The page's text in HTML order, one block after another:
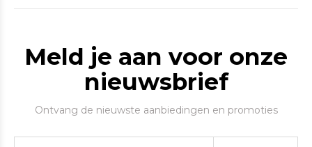
Meld je aan voor onze
nieuwsbrief
Ontvang de nieuwste aanbiedingen en promoties